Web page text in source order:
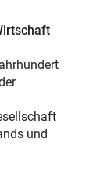
und